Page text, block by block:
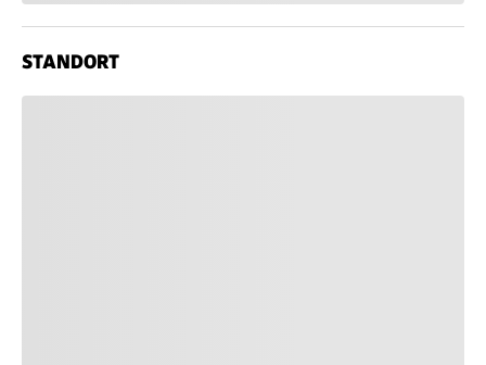
STANDORT